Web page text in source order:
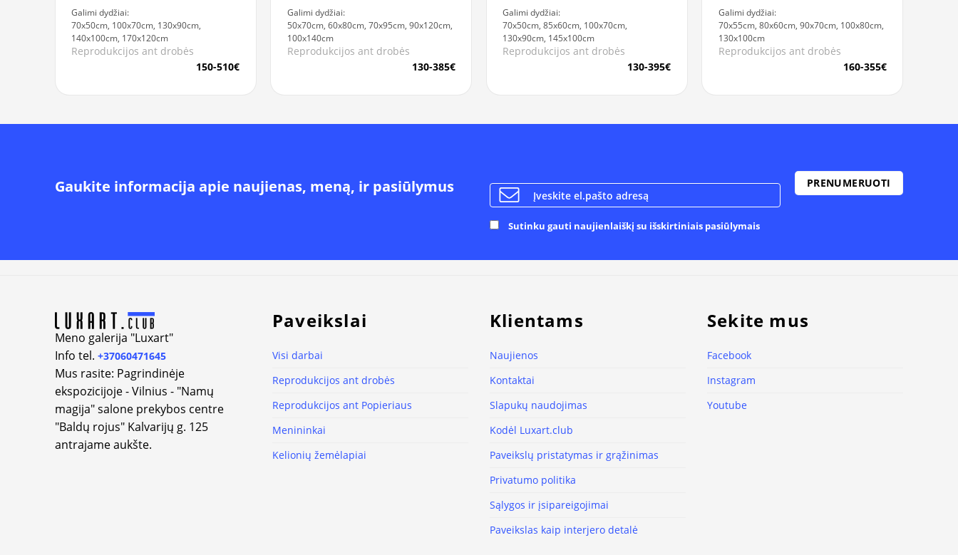
Galimi dydžiai:
70x50cm, 100x70cm, 130x90cm,
140x100cm, 170x120cm
Reprodukcijos ant drobės
150-510€
Galimi dydžiai:
50x70cm, 60x80cm, 70x95cm, 90x120cm,
100x140cm
Reprodukcijos ant drobės
130-385€
Galimi dydžiai:
70x50cm, 85x60cm, 100x70cm,
130x90cm, 145x100cm
Reprodukcijos ant drobės
130-395€
Galimi dydžiai:
70x55cm, 80x60cm, 90x70cm, 100x80cm,
130x100cm
Reprodukcijos ant drobės
160-355€
Gaukite informacija apie naujienas, meną, ir pasiūlymus
Sutinku gauti naujienlaiškį su išskirtiniais pasiūlymais
Meno galerija "Luxart"
Info tel. +37060471645
Mus rasite: Pagrindinėje
ekspozicijoje - Vilnius - "Namų
magija" salone prekybos centre
"Baldų rojus" Kalvarijų g. 125
antrajame aukšte.
Paveikslai
Visi darbai
Reprodukcijos ant drobės
Reprodukcijos ant Popieriaus
Menininkai
Kelionių žemėlapiai
Klientams
Naujienos
Kontaktai
Slapukų naudojimas
Kodėl Luxart.club
Paveikslų pristatymas ir grąžinimas
Privatumo politika
Sąlygos ir įsipareigojimai
Paveikslas kaip interjero detalė
Sekite mus
Facebook
Instagram
Youtube